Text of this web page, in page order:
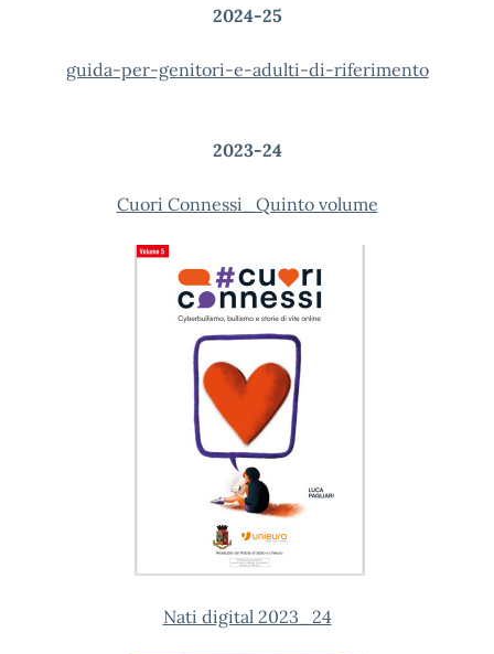
2024-25
guida-per-genitori-e-adulti-di-riferimento
2023-24
Cuori Connessi_Quinto volume
Nati digital 2023_24